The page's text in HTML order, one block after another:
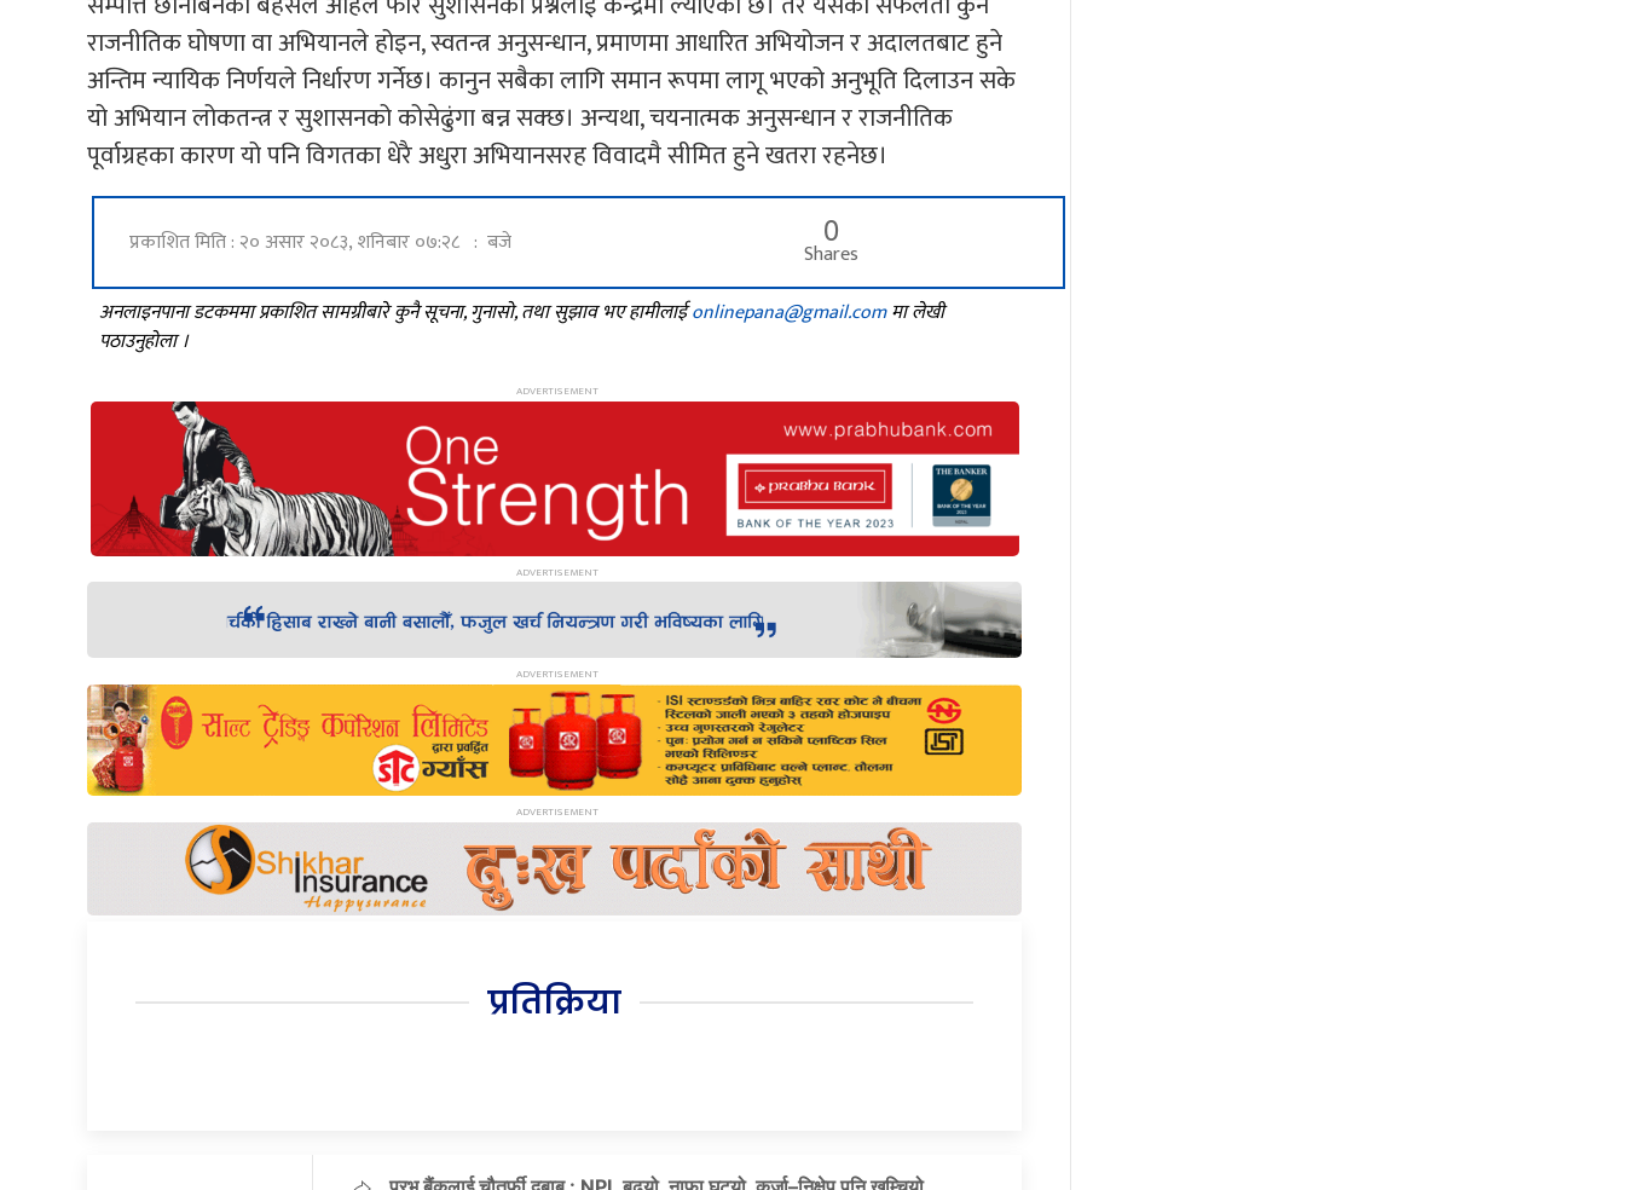
राजनीतिक घोषणा वा अभियानले होइन, स्वतन्त्र अनुसन्धान, प्रमाणमा आधारित अभियोजन र अदालतबाट हुने
अन्तिम न्यायिक निर्णयले निर्धारण गर्नेछ। कानुन सबैका लागि समान रूपमा लागू भएको अनुभूति दिलाउन सके
यो अभियान लोकतन्त्र र सुशासनको कोसेढुंगा बन्न सक्छ। अन्यथा, चयनात्मक अनुसन्धान र राजनीतिक
पूर्वाग्रहका कारण यो पनि विगतका धेरै अधुरा अभियानसरह विवादमै सीमित हुने खतरा रहनेछ।
प्रकाशित मिति : २० असार २०८३, शनिबार ०७:२८ : बजे 0
Shares
अनलाइनपाना डटकममा प्रकाशित सामग्रीबारे कुनै सूचना, गुनासो, तथा सुझाव भए हामीलाईonlinepana@gmail.comमा लेखी
पठाउनुहोला ।
प्रतिक्रिया